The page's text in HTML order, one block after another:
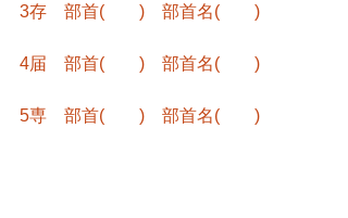
3存　部首(　　)　部首名(　　)
4届　部首(　　)　部首名(　　)
5専　部首(　　)　部首名(　　)